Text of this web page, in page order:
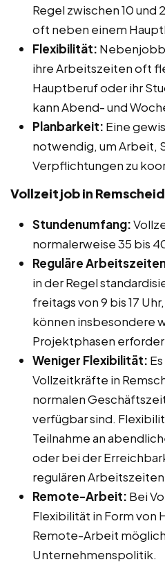
Regel zwischen 10 und
oft neben einem
Flexibilität:
ihre Arbeitszeiten oft
Hauptberuf oder ihr
kann Abend- und
Planbarkeit: Eine
notwendig, um Arbeit,
Verpflichtungen zu
Vollzeitjob in
Stundenumfang:
normalerweise 35 bis
Reguläre
in der Regel
freitags von 9 bis 17
können insbesondere
Projektphasen
Weniger Flexibilität:
Vollzeitkräfte in
normalen
verfügbar sind.
Teilnahme an
oder bei der
regulären
Remote-Arbeit: Bei
Flexibilität in Form
Remote-Arbeit
Unternehmenspolitik.